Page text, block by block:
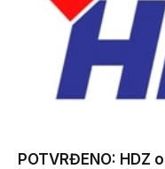
POTVRĐENO: HDZ